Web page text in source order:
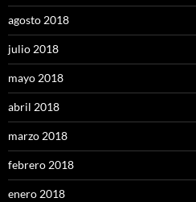
agosto 2018
julio 2018
mayo 2018
abril 2018
marzo 2018
febrero 2018
enero 2018